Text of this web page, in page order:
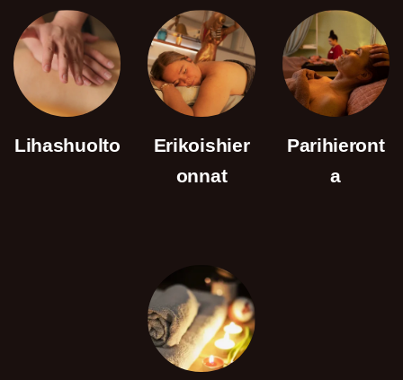
Lihashuolto
Erikoishier
onnat
Parihieront
a